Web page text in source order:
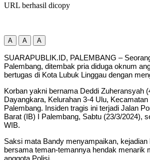
URL berhasil dicopy
A A A
SUARAPUBLIK.ID, PALEMBANG –
Palembang, ditembak pria diduga oknum
bertugas di Kota Lubuk Linggau dengan
Korban yakni bernama Deddi Zuheransyah
Dayangkara, Kelurahan 3-4 Ulu,
Palembang. Insiden tragis ini terjadi Jalan
Barat (IB) I Palembang, Sabtu (23/3/2024),
WIB.
Saksi mata Bandy menyampaikan, kejadian
bersama teman-temannya hendak menarik
anggota Polisi.